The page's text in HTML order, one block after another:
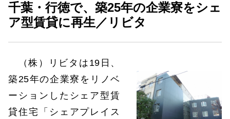
千葉・行徳で、築25年の企業寮をシェ
ア型賃貸に再生／リビタ
（株）リビタは19日、
築25年の企業寮をリノベ
ーションしたシェア型賃
貸住宅「シェアプレイス